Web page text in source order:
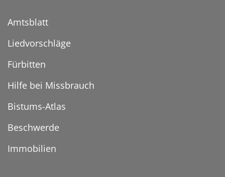
Amtsblatt
Liedvorschläge
Fürbitten
Hilfe bei Missbrauch
Bistums-Atlas
Beschwerde
Immobilien